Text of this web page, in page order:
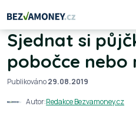
Sjednat si
pobočce nebo
Publikováno29.08.2019
Autor:Redakce Bezvamoney.cz